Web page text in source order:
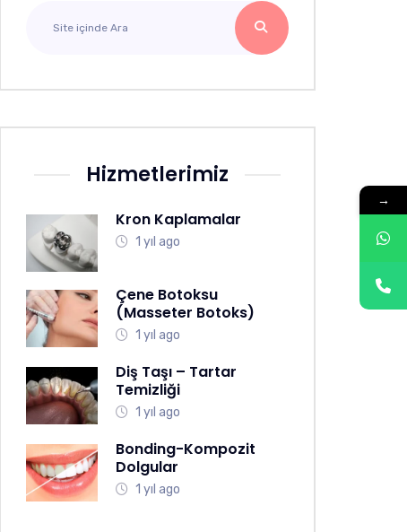
Hizmetlerimiz
Kron Kaplamalar
1 yıl ago
Çene Botoksu
(Masseter Botoks)
1 yıl ago
Diş Taşı – Tartar
Temizliği
1 yıl ago
Bonding-Kompozit
Dolgular
1 yıl ago
→